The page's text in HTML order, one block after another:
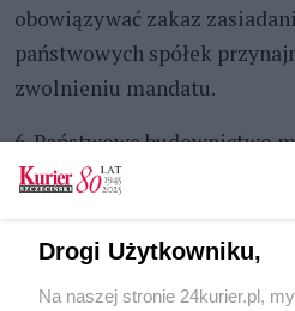
obowiązywać zakaz
państwowych spółek
zwolnieniu mandatu.
6. Państwowe budownictwo
jest zwolennikiem dużego
antyspekulacyjnego, który
Drogi Użytkowniku,
Na naszej stronie 24kurier.pl,